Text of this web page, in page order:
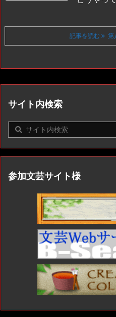
記事を読む 第
サイト内検索
参加文芸サイト様